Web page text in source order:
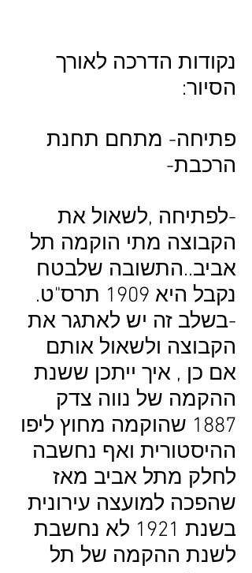
נקודות הדרכה לאורך
הסיור:
פתיחה- מתחם תחנת
הרכבת-
-לפתיחה ,לשאול את
הקבוצה מתי הוקמה תל
אביב..התשובה שלבטח
נקבל היא 1909 תרס"ט.
-בשלב זה יש לאתגר את
הקבוצה ולשאול אותם
אם כן , איך ייתכן ששנת
ההקמה של נווה צדק
1887 שהוקמה מחוץ ליפו
ההיסטורית ואף נחשבה
לחלק מתל אביב מאז
שהפכה למועצה עירונית
בשנת 1921 לא נחשבת
לשנת ההקמה של תל